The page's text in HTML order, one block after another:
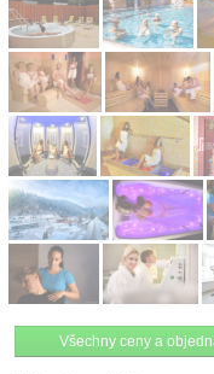
Všechny ceny a